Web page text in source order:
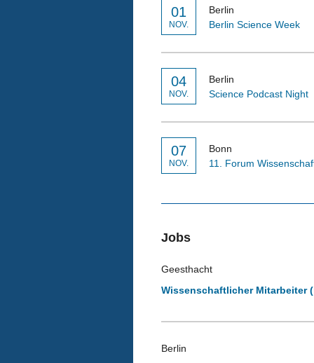
01
NOV.
Berlin
Berlin Science Week
04
NOV.
Berlin
Science Podcast Night
07
NOV.
Bonn
11. Forum
Jobs
Geesthacht
Wissenschaftlicher Mitarbeiter
Berlin